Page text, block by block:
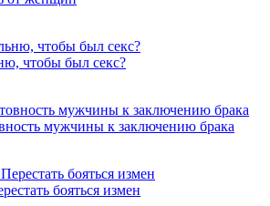
чтобы был секс?
мужчины к заключению брака
бояться измен